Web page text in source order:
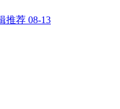
08-13